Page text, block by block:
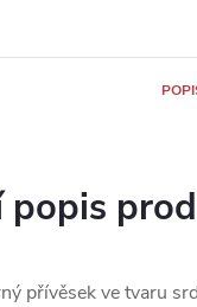
popis
přívěsek ve tvaru